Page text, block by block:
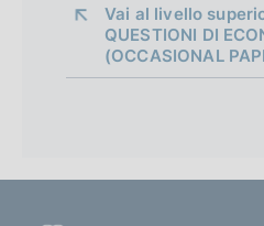
o
Vai al livello
QUESTIONI DI
(OCCASIONAL